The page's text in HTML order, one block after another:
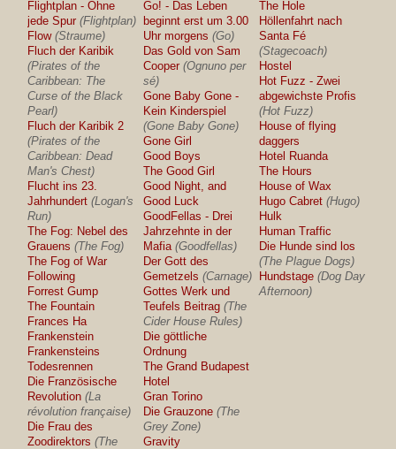
Flightplan - Ohne
jede Spur (Flightplan)
Flow (Straume)
Fluch der Karibik
(Pirates of the
Caribbean: The
Curse of the Black
Pearl)
Fluch der Karibik 2
(Pirates of the
Caribbean: Dead
Man's Chest)
Flucht ins 23.
Jahrhundert (Logan's
Run)
The Fog: Nebel des
Grauens (The Fog)
The Fog of War
Following
Forrest Gump
The Fountain
Frances Ha
Frankenstein
Frankensteins
Todesrennen
Die Französische
Revolution (La
révolution française)
Die Frau des
Zoodirektors (The
Go! - Das Leben
beginnt erst um 3.00
Uhr morgens (Go)
Das Gold von Sam
Cooper (Ognuno per
sé)
Gone Baby Gone -
Kein Kinderspiel
(Gone Baby Gone)
Gone Girl
Good Boys
The Good Girl
Good Night, and
Good Luck
GoodFellas - Drei
Jahrzehnte in der
Mafia (Goodfellas)
Der Gott des
Gemetzels (Carnage)
Gottes Werk und
Teufels Beitrag (The
Cider House Rules)
Die göttliche
Ordnung
The Grand Budapest
Hotel
Gran Torino
Die Grauzone (The
Grey Zone)
Gravity
The Hole
Höllenfahrt nach
Santa Fé
(Stagecoach)
Hostel
Hot Fuzz - Zwei
abgewichste Profis
(Hot Fuzz)
House of flying
daggers
Hotel Ruanda
The Hours
House of Wax
Hugo Cabret (Hugo)
Hulk
Human Traffic
Die Hunde sind los
(The Plague Dogs)
Hundstage (Dog Day
Afternoon)